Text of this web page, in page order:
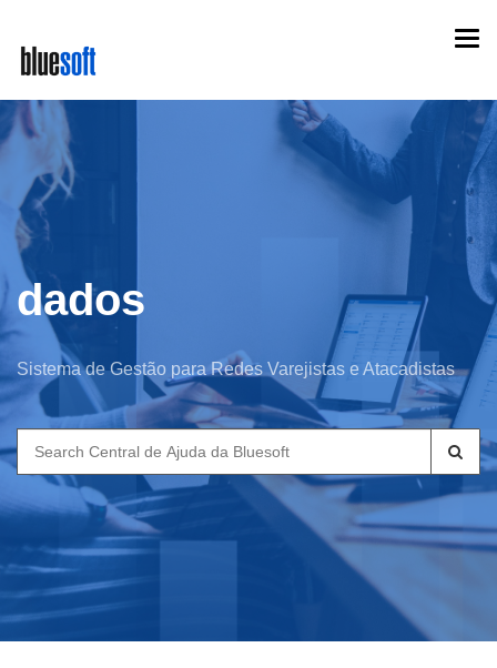
main
content
dados
Sistema de Gestão para Redes Varejistas e Atacadistas
Search
for: